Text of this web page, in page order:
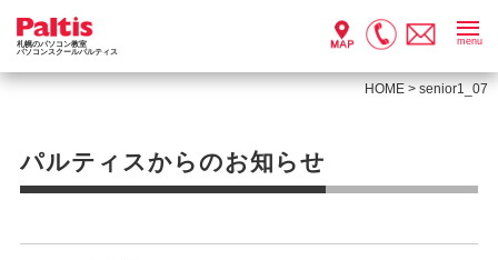
札幌のパソコン教室
パソコンスクールパルティス
menu
HOME >senior1_07
パルティスからのお知らせ